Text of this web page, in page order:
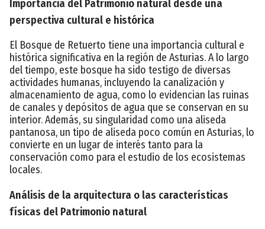
Importancia del Patrimonio natural desde una
perspectiva cultural e histórica
El Bosque de Retuerto tiene una importancia cultural e
histórica significativa en la región de Asturias. A lo largo
del tiempo, este bosque ha sido testigo de diversas
actividades humanas, incluyendo la canalización y
almacenamiento de agua, como lo evidencian las ruinas
de canales y depósitos de agua que se conservan en su
interior. Además, su singularidad como una aliseda
pantanosa, un tipo de aliseda poco común en Asturias, lo
convierte en un lugar de interés tanto para la
conservación como para el estudio de los ecosistemas
locales.
Análisis de la arquitectura o las características
físicas del Patrimonio natural